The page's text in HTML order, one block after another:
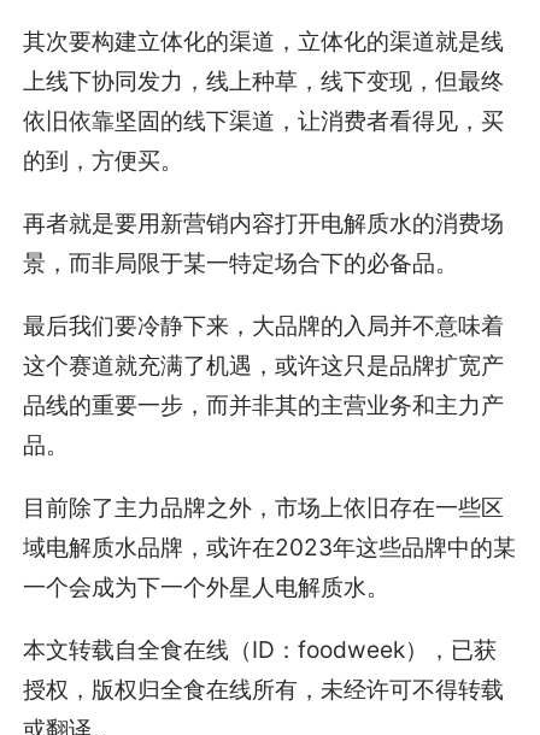
其次要构建立体化的渠道，立体化的渠道就是线
上线下协同发力，线上种草，线下变现，但最终
依旧依靠坚固的线下渠道，让消费者看得见，买
的到，方便买。
再者就是要用新营销内容打开电解质水的消费场
景，而非局限于某一特定场合下的必备品。
最后我们要冷静下来，大品牌的入局并不意味着
这个赛道就充满了机遇，或许这只是品牌扩宽产
品线的重要一步，而并非其的主营业务和主力产
品。
目前除了主力品牌之外，市场上依旧存在一些区
域电解质水品牌，或许在2023年这些品牌中的某
一个会成为下一个外星人电解质水。
本文转载自全食在线（ID：foodweek），已获
授权，版权归全食在线所有，未经许可不得转载